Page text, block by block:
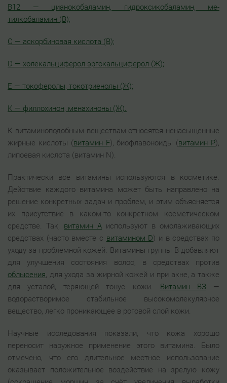
В12 — цианокобаламин, гидроксикобаламин, ме-
тилкобаламин (В);
С — аскорбиновая кислота (В);
D — холекальциферол эргокальциферол (Ж);
Е — токоферолы, токотриенолы (Ж);
К — филлохинон, менахиноны (Ж).
К витаминоподобным веществам относятся ненасыщенные
жирные кислоты (витамин F), биофлавоноиды (витамин Р),
липоевая кислота (витамин N).
Практически все витамины используются в косметике.
Действие каждого витамина может быть направлено на
решение конкретных задач и проблем, и этим объясняется
их присутствие в каком-то конкретном косметическом
средстве. Так, витамин А используют в омолаживающих
средствах (часто вместе с витамином D) и в средствах по
уходу за проблемной кожей. Витамины группы В добавляют
для улучшения состояния волос, в средствах против
облысения, для ухода за жирной кожей и при акне, а также
для усталой, теряющей тонус кожи. Витамин ВЗ —
водорастворимое стабильное высокомолекулярное
вещество, легко проникающее в роговой слой кожи.
Научные исследования показали, что кожа хорошо
переносит наружное применение этого витамина. Было
отмечено, что его длительное местное использование
оказывает положительное воздействие на зрелую кожу